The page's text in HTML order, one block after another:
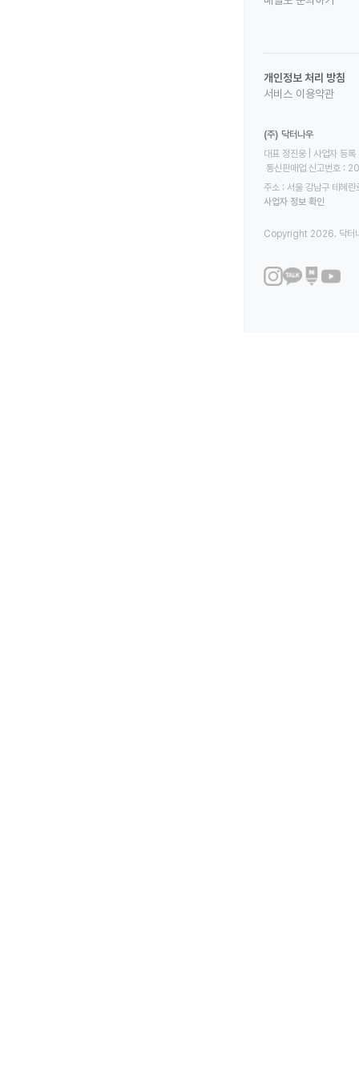
개인정보 처리 방침
서비스 이용약관
(주) 닥터나우
대표 정진웅 | 사업자
통신판매업 신고번호
주소 : 서울 강남구 테헤
사업자 정보 확인
Copyright 2026. 닥터